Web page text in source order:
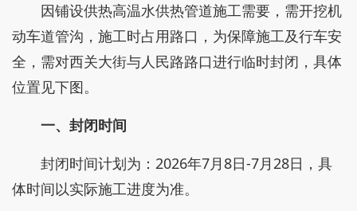
因铺设供热高温水供热管道施工需要，需开挖机
动车道管沟，施工时占用路口，为保障施工及行车安
全，需对西关大街与人民路路口进行临时封闭，具体
位置见下图。
一、封闭时间
封闭时间计划为：2026年7月8日-7月28日，具
体时间以实际施工进度为准。